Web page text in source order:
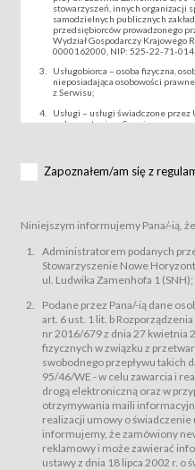
stowarzyszeń, innych organizacji
samodzielnych publicznych
przedsiębiorców prowadzonego
Wydział Gospodarczy Krajowego
0000162000, NIP: 525-22-71-
Usługobiorca – osoba fizyczna,
nieposiadająca osobowości
z Serwisu;
Usługi – usługi świadczone
wykorzystaniem Serwisu;
za pośrednictwem Serwisu;
podmiotom z branży mediów i
Bilety – wybrane dokumenty
Usługodawcą i uprawniające do
przewidziane przez
do uczestnictwa w wielu albo w
Sklep – sklep internetowy
Regulamin – niniejszy regulamin.
§ 2
Postanowienia ogólne
Regulamin określa zasady:
świadczenia Usługobiorcom
zastrzeżeniem usług, o
zasady świadczenia
przetwarzania przez
będących osobami fizycznymi.
Zapoznałem/am się z
Niniejszym informujemy Pana/-ią,
Administratorem podanych
Stowarzyszenie Nowe
ul. Ludwika Zamenhofa 1 (SNH);
Podane przez Pana/-ią dane
art. 6 ust. 1 lit. b
nr 2016/679 z dnia 27 kwietnia
fizycznych w związku z
swobodnego przepływu takich
95/46/WE - w celu zawarcia i
drogą elektroniczną oraz w
otrzymywania maili
realizacji umowy o
informujemy, że zamówiony
reklamowy i może zawierać
ustawy z dnia 18 lipca 2002 r. o